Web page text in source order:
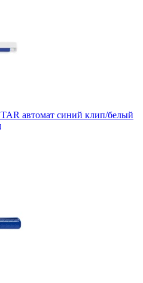
автомат синий клип/белый